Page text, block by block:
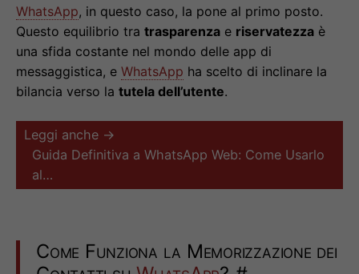
WhatsApp, in questo caso, la pone al primo posto.
Questo equilibrio tra trasparenza e riservatezza è
una sfida costante nel mondo delle app di
messaggistica, e WhatsApp ha scelto di inclinare la
bilancia verso la tutela dell’utente.
Leggi anche →
Guida Definitiva a WhatsApp Web: Come Usarlo
al…
Come Funziona la Memorizzazione dei